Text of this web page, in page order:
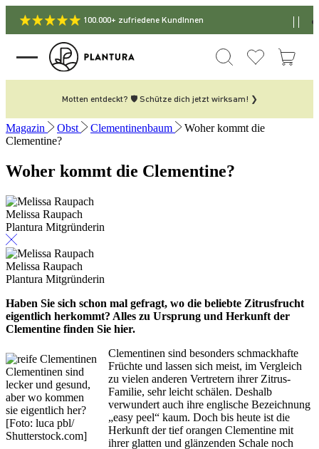
100.000+ zufriedene KundInnen
Motten entdeckt? 🛡️ Schütze dich jetzt wirksam! ❯
Magazin Obst Clementinenbaum
Woher kommt die
Clementine?
Woher kommt die Clementine?
Melissa Raupach
Plantura Mitgründerin
Melissa Raupach
Plantura Mitgründerin
Haben Sie sich schon mal gefragt, wo die beliebte Zitrusfrucht
eigentlich herkommt? Alles zu Ursprung und Herkunft der
Clementine finden Sie hier.
Clementinen sind
lecker und gesund,
aber wo kommen
sie eigentlich her?
[Foto: luca pbl/
Shutterstock.com]
Clementinen sind besonders schmackhafte
Früchte und lassen sich meist, im Vergleich
zu vielen anderen Vertretern ihrer Zitrus-
Familie, sehr leicht schälen. Deshalb
verwundert auch ihre englische Bezeichnung
„easy peel“ kaum. Doch bis heute ist die
Herkunft der tief orangen Clementine mit
ihrer glatten und glänzenden Schale noch